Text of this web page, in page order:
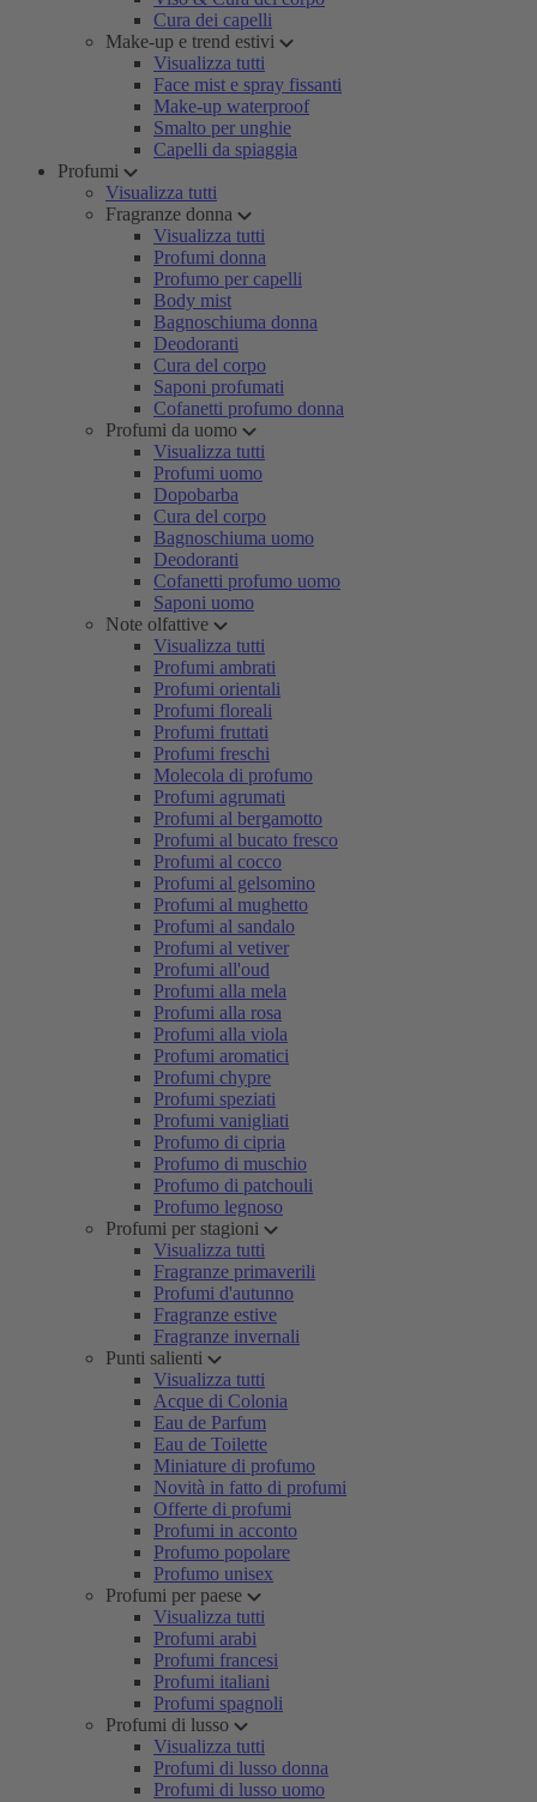
Cura dei capelli
Make-up e trend estivi
Visualizza tutti
Face mist e spray fissanti
Make-up waterproof
Smalto per unghie
Capelli da spiaggia
Profumi
Visualizza tutti
Fragranze donna
Visualizza tutti
Profumi donna
Profumo per capelli
Body mist
Bagnoschiuma donna
Deodoranti
Cura del corpo
Saponi profumati
Cofanetti profumo donna
Profumi da uomo
Visualizza tutti
Profumi uomo
Dopobarba
Cura del corpo
Bagnoschiuma uomo
Deodoranti
Cofanetti profumo uomo
Saponi uomo
Note olfattive
Visualizza tutti
Profumi ambrati
Profumi orientali
Profumi floreali
Profumi fruttati
Profumi freschi
Molecola di profumo
Profumi agrumati
Profumi al bergamotto
Profumi al bucato fresco
Profumi al cocco
Profumi al gelsomino
Profumi al mughetto
Profumi al sandalo
Profumi al vetiver
Profumi all'oud
Profumi alla mela
Profumi alla rosa
Profumi alla viola
Profumi aromatici
Profumi chypre
Profumi speziati
Profumi vanigliati
Profumo di cipria
Profumo di muschio
Profumo di patchouli
Profumo legnoso
Profumi per stagioni
Visualizza tutti
Fragranze primaverili
Profumi d'autunno
Fragranze estive
Fragranze invernali
Punti salienti
Visualizza tutti
Acque di Colonia
Eau de Parfum
Eau de Toilette
Miniature di profumo
Novità in fatto di profumi
Offerte di profumi
Profumi in acconto
Profumo popolare
Profumo unisex
Profumi per paese
Visualizza tutti
Profumi arabi
Profumi francesi
Profumi italiani
Profumi spagnoli
Profumi di lusso
Visualizza tutti
Profumi di lusso donna
Profumi di lusso uomo